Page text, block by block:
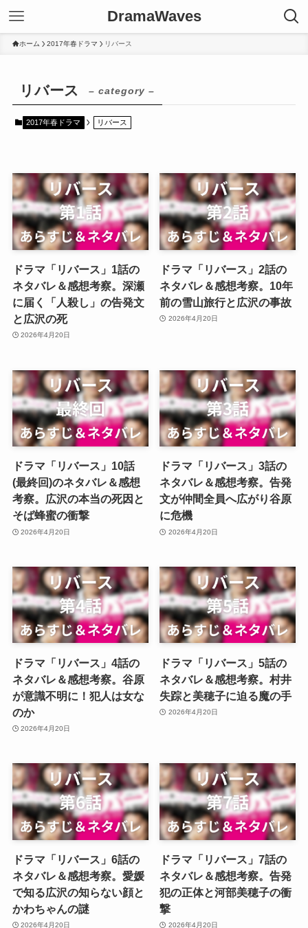
DramaWaves
ホーム 2017年春ドラマ リバース
リバース – category –
2017年春ドラマ リバース
ドラマ「リバース」1話の
ネタバレ＆感想考察。深瀬
に届く「人殺し」の告発文
と広沢の死
2026年4月20日
ドラマ「リバース」2話の
ネタバレ＆感想考察。10年
前の雪山旅行と広沢の事故
2026年4月20日
ドラマ「リバース」10話
(最終回)のネタバレ＆感想
考察。広沢の本当の死因と
そば蜂蜜の衝撃
2026年4月20日
ドラマ「リバース」3話の
ネタバレ＆感想考察。告発
文が仲間全員へ広がり谷原
に危機
2026年4月20日
ドラマ「リバース」4話の
ネタバレ＆感想考察。谷原
が意識不明に！犯人は女な
のか
2026年4月20日
ドラマ「リバース」5話の
ネタバレ＆感想考察。村井
失踪と美穂子に迫る魔の手
2026年4月20日
ドラマ「リバース」6話の
ネタバレ＆感想考察。愛媛
で知る広沢の知らない顔と
かわちゃんの謎
2026年4月20日
ドラマ「リバース」7話の
ネタバレ＆感想考察。告発
犯の正体と河部美穂子の衝
撃
2026年4月20日